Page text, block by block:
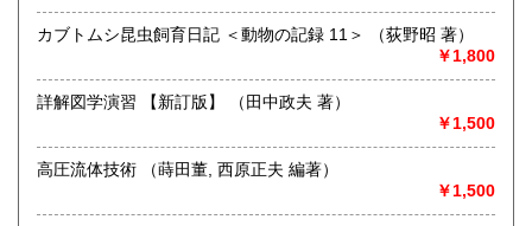
1,500円
※販売書籍につきまして【お電話でのお問い合わせ】は、現
品在庫を確認するためお時間を頂戴いたします。
沿線名：JR中央線・総武線・東京メトロ丸ノ内線
営業時間：【事務所営業・通信販売専門 (ご来店不可)】
9:00〜17:00 ※買取・仕入れ等で不在の場合がございます
カブトムシ昆虫飼育日記 ＜動物の記録 11＞ （荻野昭 著）
￥1,800
詳解図学演習 【新訂版】 （田中政夫 著）
￥1,500
高圧流体技術 （蒔田董, 西原正夫 編著）
￥1,500